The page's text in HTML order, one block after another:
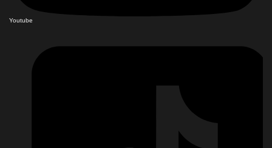
Youtube